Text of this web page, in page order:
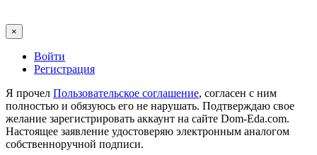
×
Войти
Регистрация
Я прочел Пользовательское соглашение, согласен с ним
полностью и обязуюсь его не нарушать. Подтверждаю свое
желание зарегистрировать аккаунт на сайте Dom-Eda.com.
Настоящее заявление удостоверяю электронным аналогом
собственноручной подписи.